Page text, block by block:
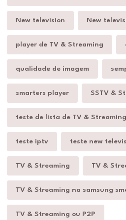
New television New
player de TV & Streaming
qualidade de imagem
smarters player SSTV &
teste de lista de TV & Streaming
teste iptv teste new
TV & Streaming TV &
TV & Streaming na samsung
TV & Streaming ou P2P